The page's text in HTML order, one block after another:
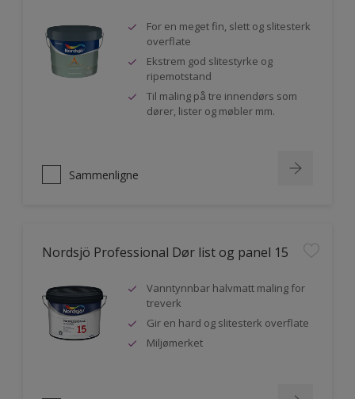
For en meget fin, slett og slitesterk
overflate
Ekstrem god slitestyrke og
ripemotstand
Til maling på tre innendørs som
dører, lister og møbler mm.
Sammenligne
Nordsjö Professional Dør list og panel 15
Vanntynnbar halvmatt maling for
treverk
Gir en hard og slitesterk overflate
Miljømerket